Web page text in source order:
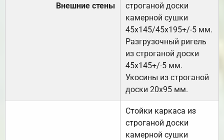
Внешние стены
строганой доски
камерной сушки
45х145/45х195+/-5 мм.
Разгрузочный ригель
из строганой доски
45х145+/-5 мм.
Укосины из строганой
доски 20х95 мм.
Стойки каркаса из
строганой доски
камерной сушки